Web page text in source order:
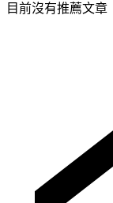
目前沒有推薦文章